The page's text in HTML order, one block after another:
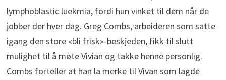
lymphoblastic luekmia, fordi hun vinket til dem når de
jobber der hver dag. Greg Combs, arbeideren som satte
igang den store «bli frisk»-beskjeden, fikk til slutt
mulighet til å møte Vivian og takke henne personlig.
Combs forteller at han la merke til Vivan som lagde